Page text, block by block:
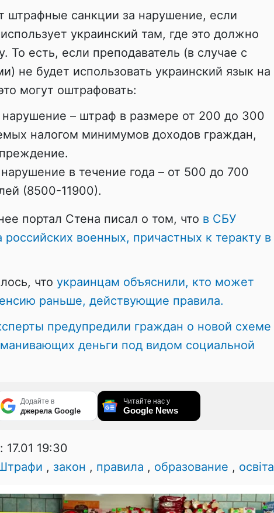
штрафные санкции за нарушение, если
украинский там, где это должно
То есть, если преподаватель (в случае с
не будет использовать украинский язык на
могут оштрафовать:
– штраф в размере от 200 до 300
налогом минимумов доходов граждан,
в течение года – от 500 до 700
(8500-11900).
портал Стена писал о том, что в СБУ
российских военных, причастных к теракту в
что украинцам объяснили, кто может
раньше, действующие правила.
предупредили граждан о новой схеме
деньги под видом социальной
Додайте в
джерела Google
Читайте нас у
Google News
17.01 19:30
, закон , правила , образование , освіта